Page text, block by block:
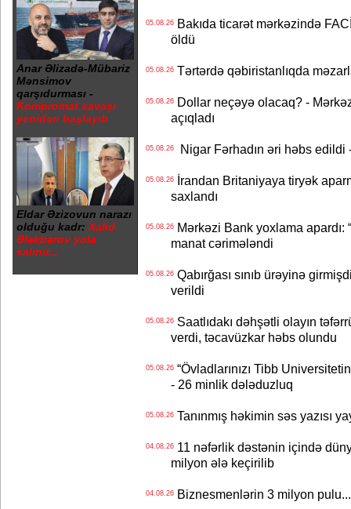
Anar Əlizadə-Mübariz
Mənsimov
qarşıdurması -
Kompromat savaşı
yenidən başlayıb
Eldar Əzizovun narazı
olduğu kadr: Xalid
Ələkbərov yola
salınır...
05.08.26Bakıda ticarət mərkəzində
öldü
05.08.26Tərtərdə qəbiristanlıqda
05.08.26Dollar neçəyə olacaq? -
açıqladı
05.08.26Nigar Fərhadın əri həbs edildi
05.08.26İrandan Britaniyaya tiryək
saxlandı
05.08.26Mərkəzi Bank yoxlama apardı:
manat cərimələndi
05.08.26Qabırğası sınıb ürəyinə
verildi
05.08.26Saatlıdakı dəhşətli olayın
verdi, təcavüzkar həbs olundu
05.08.26“Övladlarınızı Tibb
- 26 minlik dələduzluq
05.08.26Tanınmış həkimin səs yazısı
04.08.2611 nəfərlik dəstənin içində
milyon ələ keçirilib
04.08.26Biznesmenlərin 3 milyon